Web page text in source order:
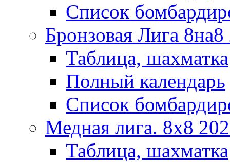
Список
Бронзовая Лига
Таблица, шахматка
Полный календарь
Список
Медная лига. 8x8
Таблица, шахматка